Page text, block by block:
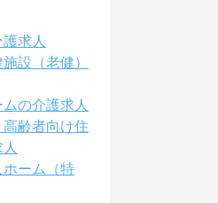
求人
設（老健）
の介護求人
齢者向け住
ーム（特